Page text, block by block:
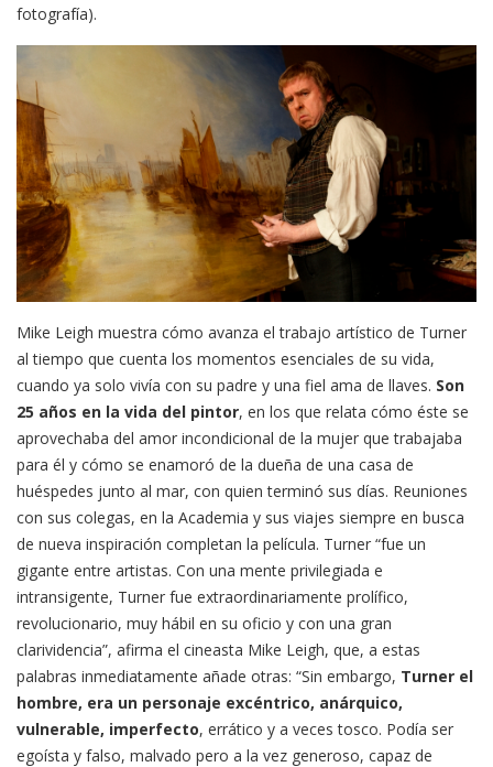
fotografía).
Mike Leigh muestra cómo avanza el trabajo artístico de Turner
al tiempo que cuenta los momentos esenciales de su vida,
cuando ya solo vivía con su padre y una fiel ama de llaves. Son
25 años en la vida del pintor, en los que relata cómo éste se
aprovechaba del amor incondicional de la mujer que trabajaba
para él y cómo se enamoró de la dueña de una casa de
huéspedes junto al mar, con quien terminó sus días. Reuniones
con sus colegas, en la Academia y sus viajes siempre en busca
de nueva inspiración completan la película. Turner “fue un
gigante entre artistas. Con una mente privilegiada e
intransigente, Turner fue extraordinariamente prolífico,
revolucionario, muy hábil en su oficio y con una gran
clarividencia”, afirma el cineasta Mike Leigh, que, a estas
palabras inmediatamente añade otras: “Sin embargo, Turner el
hombre, era un personaje excéntrico, anárquico,
vulnerable, imperfecto, errático y a veces tosco. Podía ser
egoísta y falso, malvado pero a la vez generoso, capaz de